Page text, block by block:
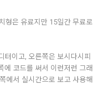
형은 유료지만 15일간 무료로
터이고, 오른쪽은 보시다시피
에 코드를 써서 이런저런 그래
에서 실시간으로 보고 사용해